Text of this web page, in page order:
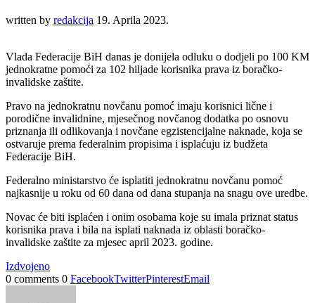
written by redakcija 19. Aprila 2023.
Vlada Federacije BiH danas je donijela odluku o dodjeli po 100 KM
jednokratne pomoći za 102 hiljade korisnika prava iz boračko-
invalidske zaštite.
Pravo na jednokratnu novčanu pomoć imaju korisnici lične i
porodične invalidnine, mjesečnog novčanog dodatka po osnovu
priznanja ili odlikovanja i novčane egzistencijalne naknade, koja se
ostvaruje prema federalnim propisima i isplaćuju iz budžeta
Federacije BiH.
Federalno ministarstvo će isplatiti jednokratnu novčanu pomoć
najkasnije u roku od 60 dana od dana stupanja na snagu ove uredbe.
Novac će biti isplaćen i onim osobama koje su imala priznat status
korisnika prava i bila na isplati naknada iz oblasti boračko-
invalidske zaštite za mjesec april 2023. godine.
Izdvojeno
0 comments 0 FacebookTwitterPinterestEmail